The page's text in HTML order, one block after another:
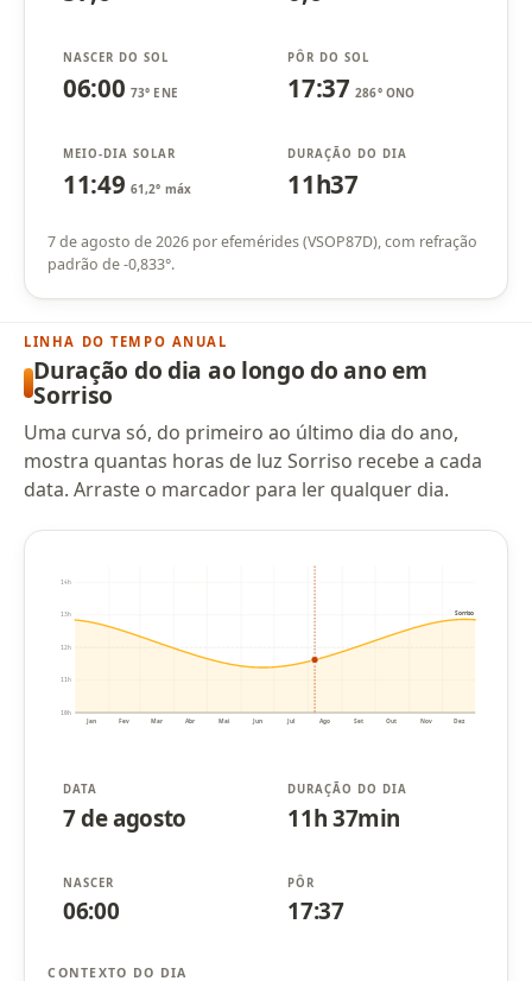
NASCER DO SOL
06:00 73° ENE
PÔR DO SOL
17:37 286° ONO
MEIO-DIA SOLAR
11:49 61,2° máx
DURAÇÃO DO DIA
11h37
7 de agosto de 2026 por efemérides (VSOP87D), com refração
padrão de -0,833°.
LINHA DO TEMPO ANUAL
Duração do dia ao longo do ano em
Sorriso
Uma curva só, do primeiro ao último dia do ano,
mostra quantas horas de luz Sorriso recebe a cada
data. Arraste o marcador para ler qualquer dia.
10h
11h
12h
13h
14h
Jan Fev Mar Abr Mai Jun Jul Ago Set Out Nov Dez
Sorriso
DATA
7 de agosto
DURAÇÃO DO DIA
11h 37min
NASCER
06:00
PÔR
17:37
CONTEXTO DO DIA